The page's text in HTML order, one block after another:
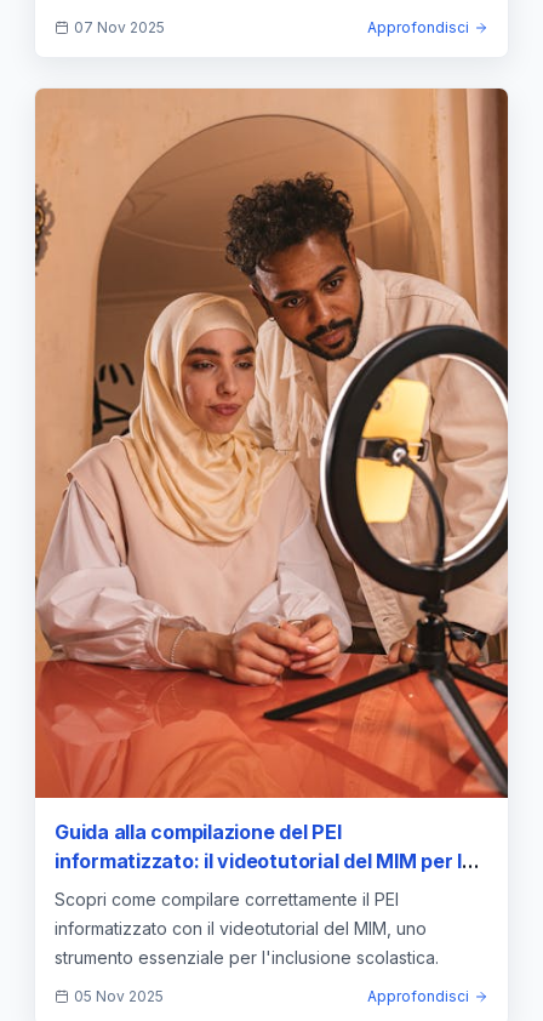
disabilità.
07 Nov 2025 Approfondisci
Guida alla compilazione del PEI
informatizzato: il videotutorial del MIM per le
scuole
Scopri come compilare correttamente il PEI
informatizzato con il videotutorial del MIM, uno
strumento essenziale per l'inclusione scolastica.
05 Nov 2025 Approfondisci